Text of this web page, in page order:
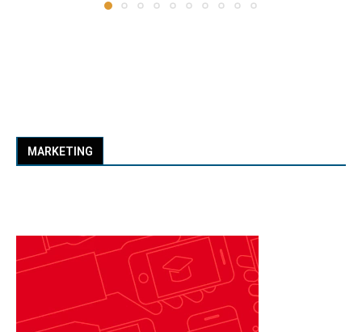
MARKETING